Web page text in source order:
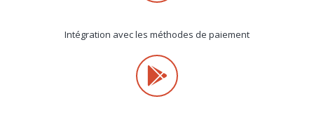
Intégration avec les méthodes de paiement